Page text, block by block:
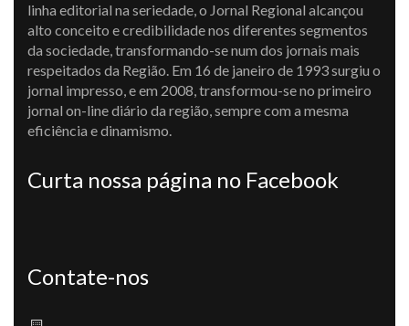
linha editorial na seriedade, o Jornal Regional alcançou
alto conceito e credibilidade nos diferentes segmentos
da sociedade, transformando-se num dos jornais mais
respeitados da Região. Em 16 de janeiro de 1993 surgiu o
jornal impresso, e em 2008, transformou-se no primeiro
jornal on-line diário da região, sempre com a mesma
eficiência e dinamismo.
Curta nossa página no Facebook
Contate-nos